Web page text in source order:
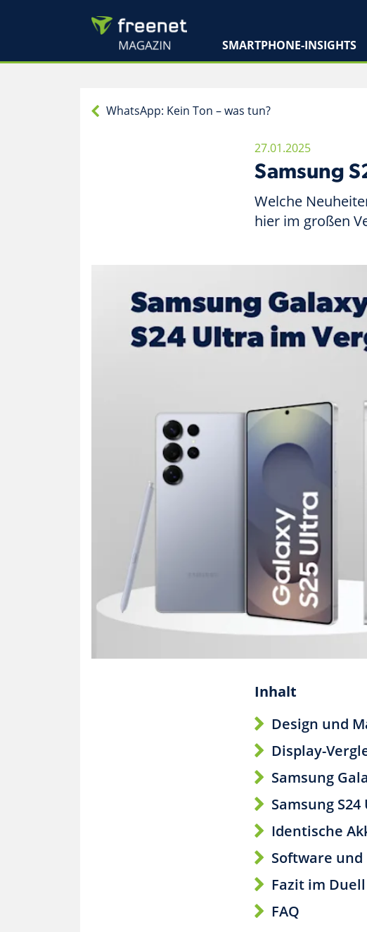
SMARTPHONE-INSIGHTS
WhatsApp: Kein Ton – was tun?
27.01.2025
Samsung
Welche
hier im großen
Inhalt
Design und
Display-
Samsung
Samsung
Identische
Software
Fazit im
FAQ